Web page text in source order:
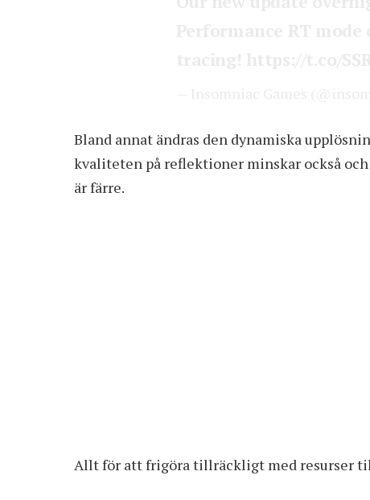
Bland annat ändras den dynamiska
kvaliteten på reflektioner minskar också
är färre.
Allt för att frigöra tillräckligt med resurser